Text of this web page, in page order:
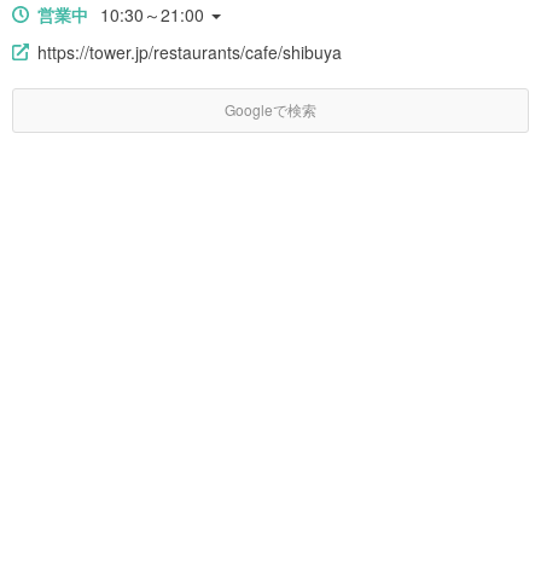
営業中 10:30～21:00
https://tower.jp/restaurants/cafe/shibuya
Googleで検索